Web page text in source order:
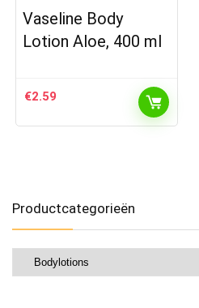
Vaseline Body
Lotion Aloe, 400 ml
€2.59
Productcategorieën